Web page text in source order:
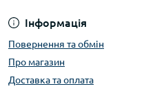
Інформація
Повернення та обмін
Про магазин
Доставка та оплата